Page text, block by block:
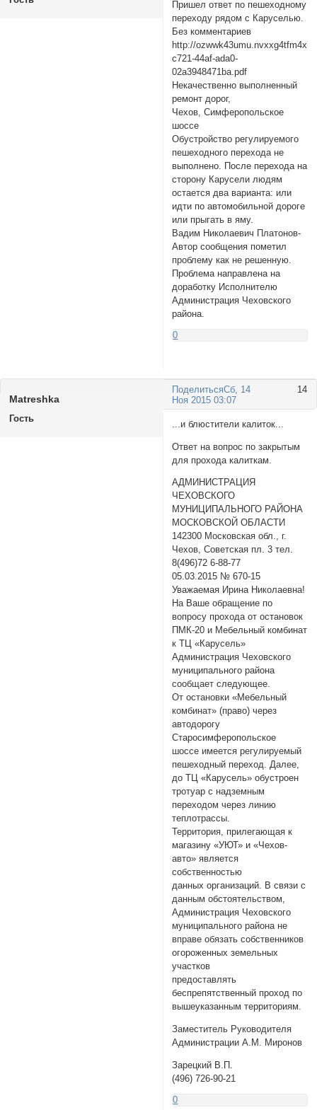
Пришел ответ по пешеходному
переходу рядом с Каруселью.
Без комментариев
http://
c721-44af-ada0-
02a3948471ba.pdf
Некачественно выполненный
ремонт дорог,
Чехов, Симферопольское
шоссе
Обустройство регулируемого
пешеходного перехода не
выполнено. После перехода на
сторону Карусели людям
остается два варианта: или
идти по автомобильной дороге
или прыгать в яму.
Вадим Николаевич Платонов-
Автор сообщения пометил
проблему как не решенную.
Проблема направлена на
доработку Исполнителю
Администрация Чеховского
района.
0
Поделиться 14
Сб, 14
Ноя 2015 03:07
Matreshka
Гость
...и блюстители калиток...
Ответ на вопрос по закрытым
для прохода калиткам.
АДМИНИСТРАЦИЯ
ЧЕХОВСКОГО
МУНИЦИПАЛЬНОГО РАЙОНА
МОСКОВСКОЙ ОБЛАСТИ
142300 Московская обл., г.
Чехов, Советская пл. 3 тел.
8(496)72 6-88-77
05.03.2015 № 670-15
Уважаемая Ирина Николаевна!
На Ваше обращение по
вопросу прохода от остановок
ПМК-20 и Мебельный комбинат
к ТЦ «Карусель»
Администрация Чеховского
муниципального района
сообщает следующее.
От остановки «Мебельный
комбинат» (право) через
автодорогу
Старосимферопольское
шоссе имеется регулируемый
пешеходный переход. Далее,
до ТЦ «Карусель» обустроен
тротуар с надземным
переходом через линию
теплотрассы.
Территория, прилегающая к
магазину «УЮТ» и «Чехов-
авто» является
собственностью
данных организаций. В связи с
данным обстоятельством,
Администрация Чеховского
муниципального района не
вправе обязать собственников
огороженных земельных
участков
предоставлять
беспрепятственный проход по
вышеуказанным территориям.
Заместитель Руководителя
Администрации А.М. Миронов
Зарецкий В.П.
(496) 726-90-21
0